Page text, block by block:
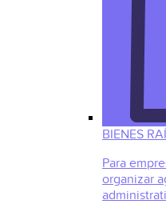
BIENES
Para
organizar